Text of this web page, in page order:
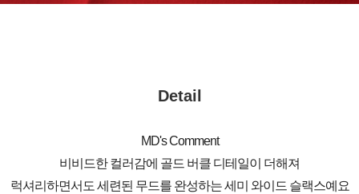
Detail
MD's Comment
비비드한 컬러감에 골드 버클 디테일이 더해져
럭셔리하면서도 세련된 무드를 완성하는 세미 와이드 슬랙스예요